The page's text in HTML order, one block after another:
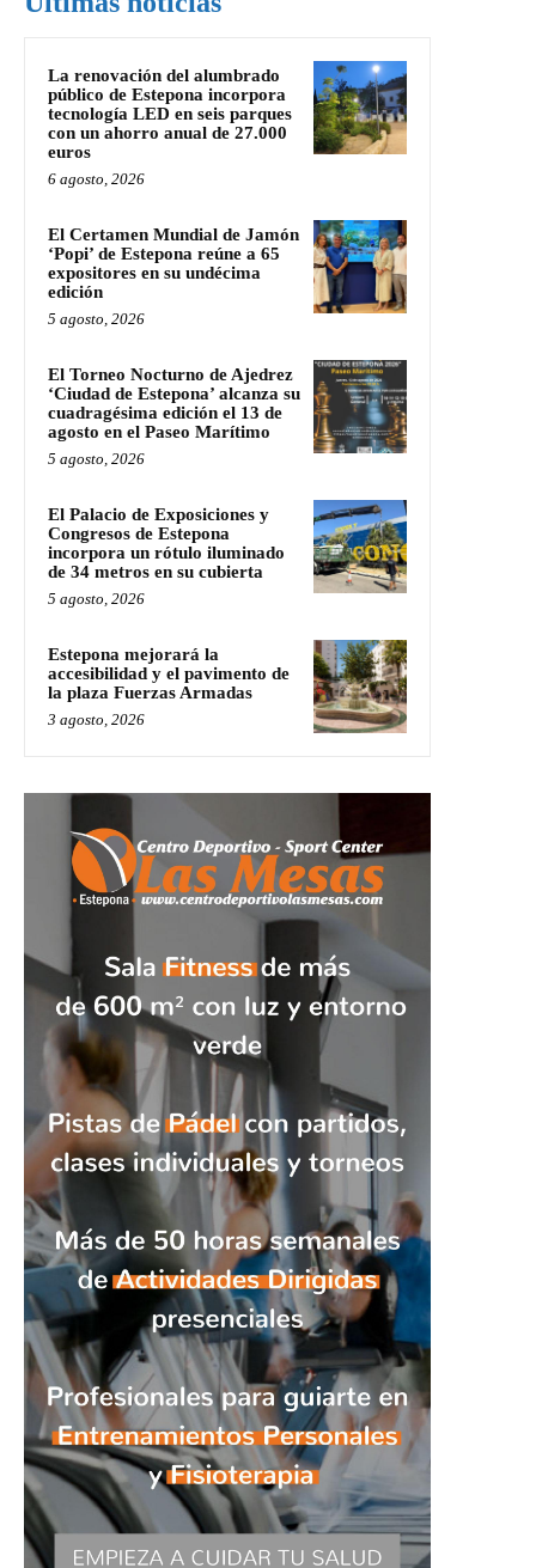
La renovación del alumbrado
público de Estepona incorpora
tecnología LED en seis parques
con un ahorro anual de 27.000
euros
6 agosto, 2026
El Certamen Mundial de Jamón
‘Popi’ de Estepona reúne a 65
expositores en su undécima
edición
5 agosto, 2026
El Torneo Nocturno de Ajedrez
‘Ciudad de Estepona’ alcanza su
cuadragésima edición el 13 de
agosto en el Paseo Marítimo
5 agosto, 2026
El Palacio de Exposiciones y
Congresos de Estepona
incorpora un rótulo iluminado
de 34 metros en su cubierta
5 agosto, 2026
Estepona mejorará la
accesibilidad y el pavimento de
la plaza Fuerzas Armadas
3 agosto, 2026